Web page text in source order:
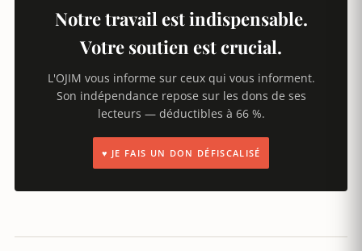
Notre travail est indispensable.
Votre soutien est crucial.
L'OJIM vous informe sur ceux qui vous informent.
Son indépendance repose sur les dons de ses
lecteurs — déductibles à 66 %.
♥ JE FAIS UN DON DÉFISCALISÉ